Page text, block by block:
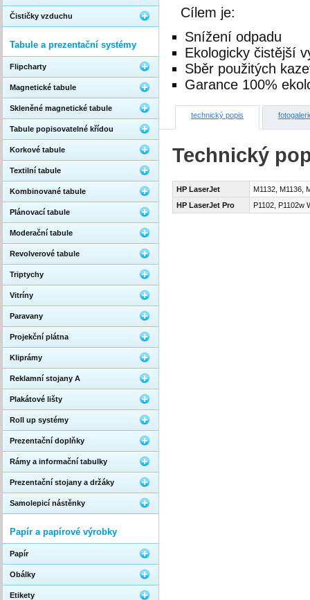
Cílem je:
Snížení odpadu
Ekologicky čistější
Sběr použitých
Garance 100%
technický popis
Technický
HP LaserJet
M1132, M1136,
HP LaserJet Pro
P1102, P1102w
Čističky vzduchu
Tabule a prezentační systémy
Flipcharty
Magnetické tabule
Skleněné magnetické tabule
Tabule popisovatelné křídou
Korkové tabule
Textilní tabule
Kombinované tabule
Plánovací tabule
Moderační tabule
Revolverové tabule
Triptychy
Vitríny
Paravany
Projekční plátna
Kliprámy
Reklamní stojany A
Plakátové lišty
Roll up systémy
Prezentační doplňky
Rámy a informační tabulky
Prezentační stojany a držáky
Samolepicí nástěnky
Papír a papírové výrobky
Papír
Obálky
Etikety